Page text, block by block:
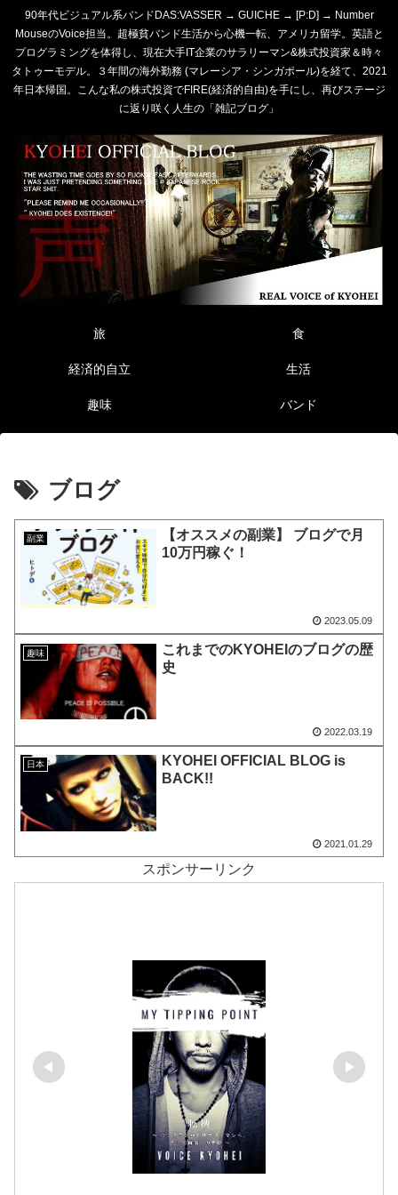
90年代ビジュアル系バンドDAS:VASSER → GUICHE → [P:D] → Number
MouseのVoice担当。超極貧バンド生活から心機一転、アメリカ留学。英語と
プログラミングを体得し、現在大手IT企業のサラリーマン&株式投資家＆時々
タトゥーモデル。３年間の海外勤務 (マレーシア・シンガポール)を経て、2021
年日本帰国。こんな私の株式投資でFIRE(経済的自由)を手にし、再びステージ
に返り咲く人生の「雑記ブログ」
旅 食
経済的自立 生活
趣味 バンド
ブログ
副業
【オススメの副業】 ブログで月
10万円稼ぐ！
2023.05.09
趣味
これまでのKYOHEIのブログの歴
史
2022.03.19
日本
KYOHEI OFFICIAL BLOG is
BACK!!
2021.01.29
スポンサーリンク